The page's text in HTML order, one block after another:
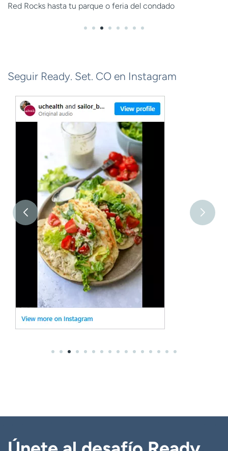
Red Rocks hasta tu parque o feria del condado
Seguir Ready. Set. CO en Instagram